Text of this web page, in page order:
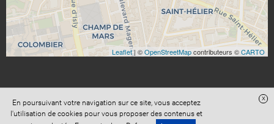
Leaflet| ©OpenStreetMapcontributeurs ©CARTO
Site réalisé avecDigital Avocat
Accès administration
Confidentialité
Conditions Générales de Vente
En poursuivant votre navigation sur ce site, vous acceptez
l'utilisation de cookies pour vous proposer des contenus et
x